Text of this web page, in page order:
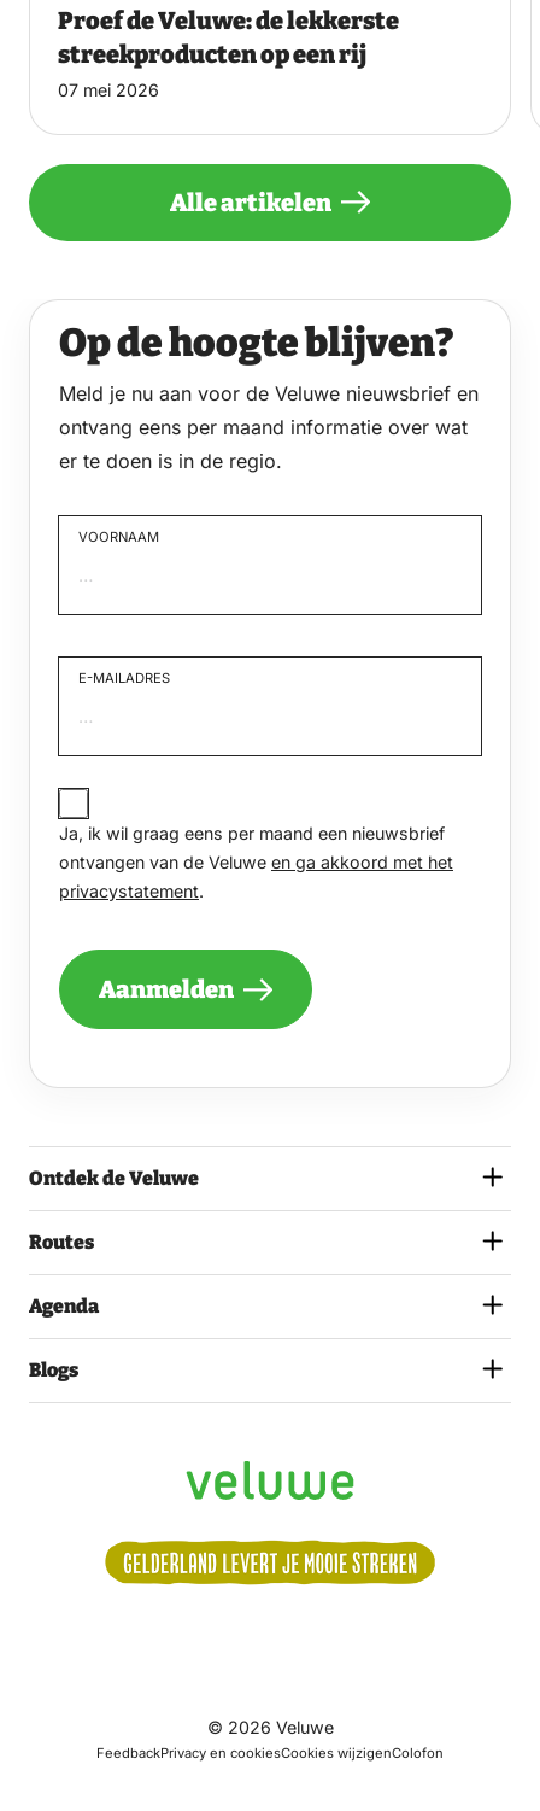
Proef de Veluwe: de lekkerste
streekproducten op een rij
07 mei 2026
Alle artikelen
Op de hoogte blijven?
Meld je nu aan voor de Veluwe nieuwsbrief en
ontvang eens per maand informatie over wat
er te doen is in de regio.
VOORNAAM
E-MAILADRES
JA,
IK
WIL
GRAAG
PER
EEN
ONTVANGEN
EN
HET
Ja, ik wil graag eens per maand een nieuwsbrief
ontvangen van de Veluwe en ga akkoord met het
privacystatement.
Aanmelden
Ontdek de Veluwe
Routes
Agenda
Blogs
ons:
© 2026 Veluwe
FeedbackPrivacy en cookiesCookies wijzigenColofon